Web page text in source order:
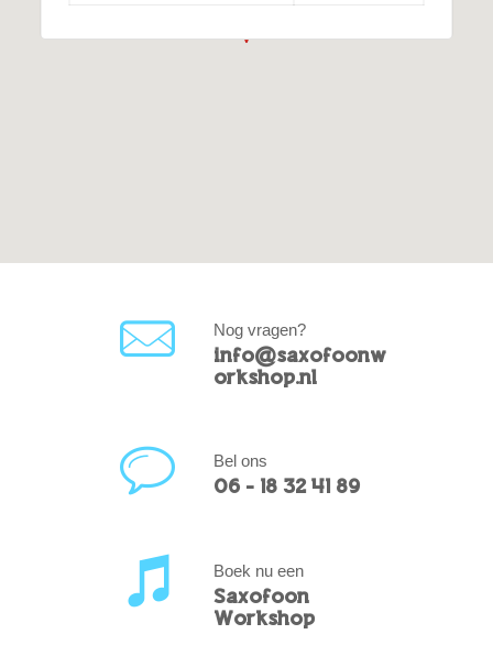
Nog vragen?
info@saxofoonw
orkshop.nl
Bel ons
06 - 18 32 41 89
Boek nu een
Saxofoon
Workshop!